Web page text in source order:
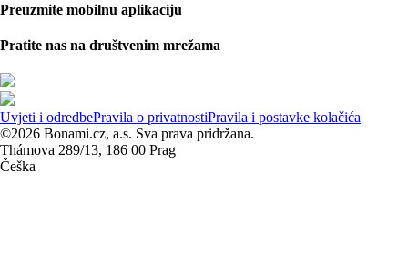
Preuzmite mobilnu aplikaciju
Pratite nas na društvenim mrežama
Uvjeti i odredbePravila o privatnostiPravila i postavke kolačića
©2026 Bonami.cz, a.s. Sva prava pridržana.
Thámova 289/13, 186 00 Prag
Češka